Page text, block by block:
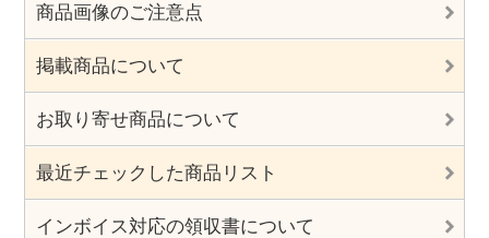
商品画像のご注意点
掲載商品について
お取り寄せ商品について
最近チェックした商品リスト
インボイス対応の領収書について